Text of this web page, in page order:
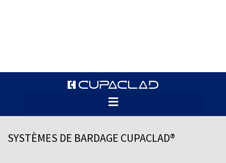
Les nouveaux systèmes de fixation et
l’efficacité de la façade ventilée font de
CUPACLAD® une alternative durable et
compétitive pour tout type de façade.
SYSTÈMES DE BARDAGE CUPACLAD®